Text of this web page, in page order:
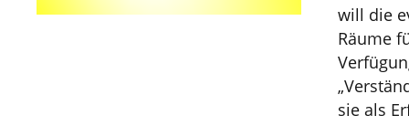
will die
Räume
sie als